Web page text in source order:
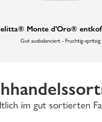
Monte d'Oro®
Gut ausbalanciert - Fruchtig-spritzig
im gut sortierten